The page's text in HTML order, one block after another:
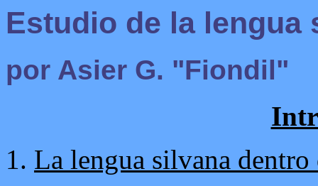
Estudio de la lengua
por Asier G. "Fiondil"
La lengua silvana